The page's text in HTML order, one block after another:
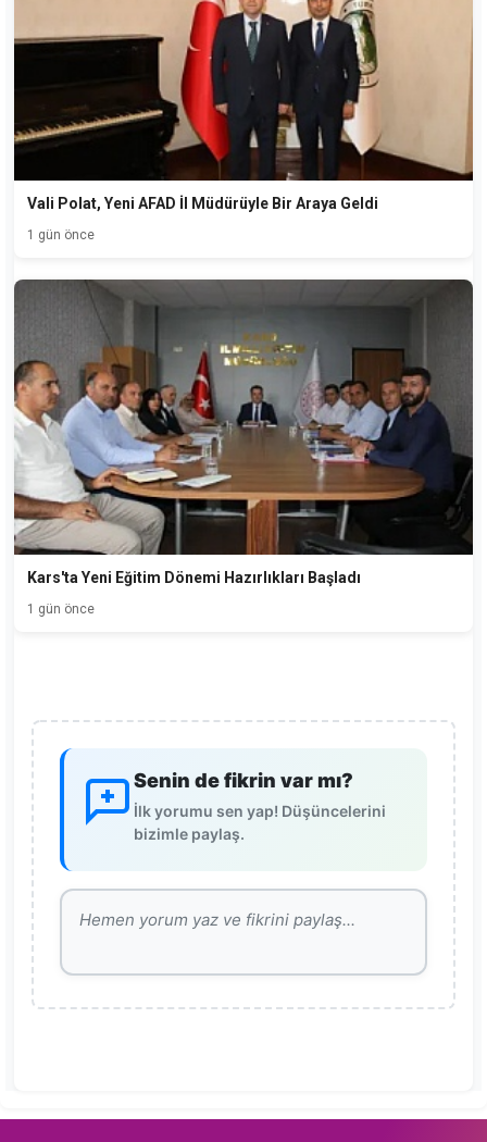
Vali Polat, Yeni AFAD İl Müdürüyle Bir Araya Geldi
1 gün önce
Kars'ta Yeni Eğitim Dönemi Hazırlıkları Başladı
1 gün önce
Senin de fikrin var mı?
İlk yorumu sen yap! Düşüncelerini
bizimle paylaş.